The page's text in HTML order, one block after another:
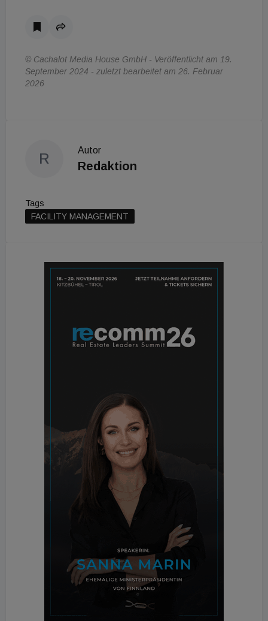
© Cachalot Media House GmbH - Veröffentlicht am 19.
September 2024 - zuletzt bearbeitet am 26. Februar
2026
R
Autor
Redaktion
Tags
FACILITY MANAGEMENT